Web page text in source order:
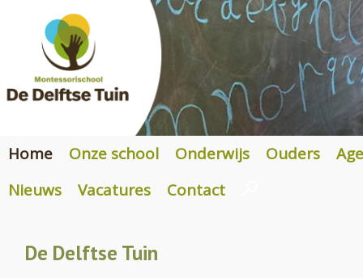
Home Onze school Onderwijs Ouders
Nieuws
Vacatures Contact
De Delftse Tuin